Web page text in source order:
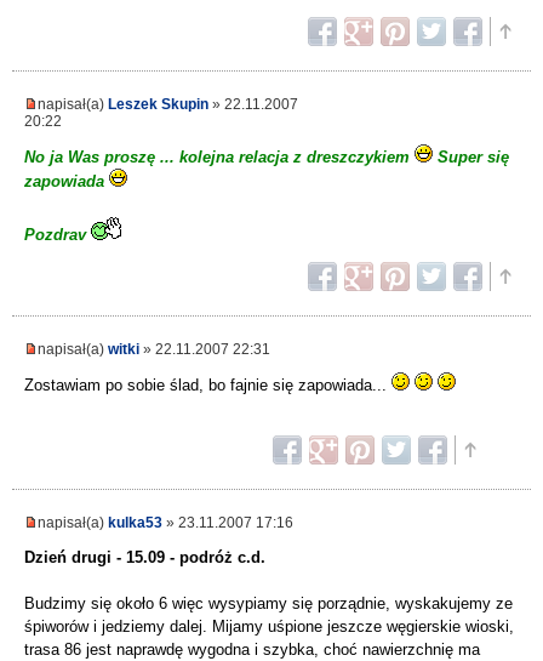
napisał(a) Leszek Skupin » 22.11.2007
20:22
No ja Was proszę ... kolejna relacja z dreszczykiem
Super się
zapowiada
Pozdrav
napisał(a) witki » 22.11.2007 22:31
Zostawiam po sobie ślad, bo fajnie się zapowiada...
napisał(a) kulka53 » 23.11.2007 17:16
Dzień drugi - 15.09 - podróż c.d.
Budzimy się około 6 więc wysypiamy się porządnie, wyskakujemy ze
śpiworów i jedziemy dalej. Mijamy uśpione jeszcze węgierskie wioski,
trasa 86 jest naprawdę wygodna i szybka, choć nawierzchnię ma